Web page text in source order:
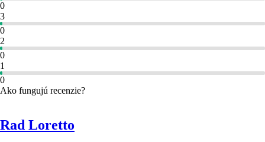
0
3
0
2
0
1
0
Ako fungujú recenzie?
Rad Loretto